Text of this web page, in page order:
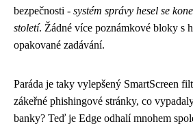
bezpečnosti - systém správy hesel se
století. Žádné více poznámkové bloky s
opakované zadávání.
Paráda je taky vylepšený SmartScreen
zákeřné phishingové stránky, co
banky? Teď je Edge odhalí mnohem